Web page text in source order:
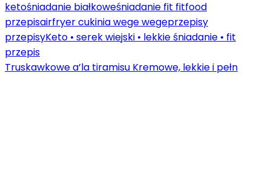
Truskawkowe a’la tiramisu Kremowe, lekkie i pełn